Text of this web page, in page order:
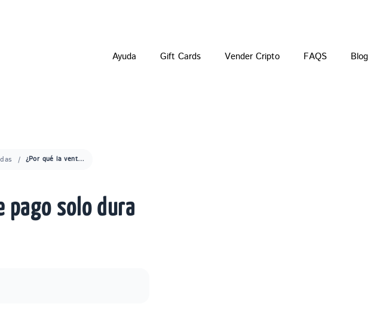
Ayuda
Gift Cards Vender Cripto FAQS Blog
¿Por qué la ventana de pago solo dura 15 minutos?
pago solo dura